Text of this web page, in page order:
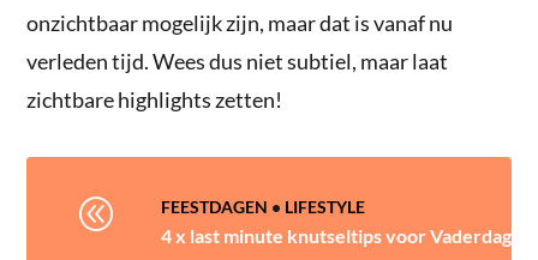
onzichtbaar mogelijk zijn, maar dat is vanaf nu
verleden tijd. Wees dus niet subtiel, maar laat
zichtbare highlights zetten!
@ FEESTDAGEN • LIFESTYLE
4 x last minute knutseltips voor Vaderdag